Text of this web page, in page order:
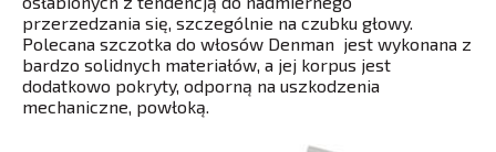
przerzedzania się, szczególnie na czubku głowy.
Polecana szczotka do włosów Denman jest wykonana z
bardzo solidnych materiałów, a jej korpus jest
dodatkowo pokryty, odporną na uszkodzenia
mechaniczne, powłoką.